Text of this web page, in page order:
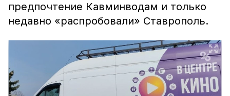
предпочтение Кавминводам и только
недавно «распробовали» Ставрополь.